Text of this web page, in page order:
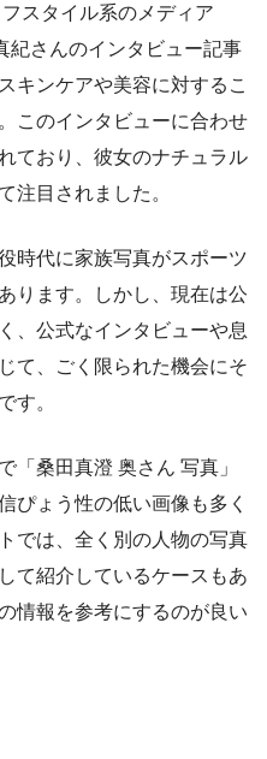
スタイル系のメディア
紀さんのインタビュー記事
キンケアや美容に対するこ
このインタビューに合わせ
ており、彼女のナチュラル
注目されました。
時代に家族写真がスポーツ
ります。しかし、現在は公
、公式なインタビューや息
て、ごく限られた機会にそ
す。
「桑田真澄 奥さん 写真」
ぴょう性の低い画像も多く
では、全く別の人物の写真
て紹介しているケースもあ
情報を参考にするのが良い